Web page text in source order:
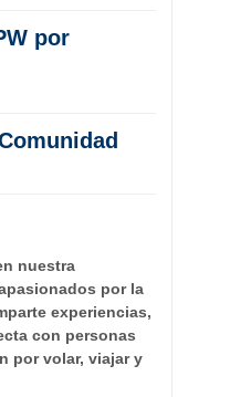
por
nuestra
por la
experiencias,
con personas
por volar, viajar y